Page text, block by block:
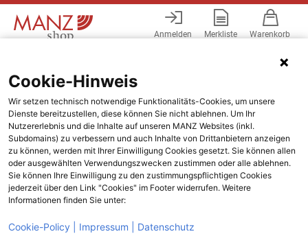
Anmelden Merkliste Warenkorb
Cookie-Hinweis
Wir setzen technisch notwendige Funktionalitäts-Cookies, um unsere
Dienste bereitzustellen, diese können Sie nicht ablehnen. Um Ihr
Nutzererlebnis und die Inhalte auf unseren MANZ Websites (inkl.
Subdomains) zu verbessern und auch Inhalte von Drittanbietern anzeigen
zu können, werden mit Ihrer Einwilligung Cookies gesetzt. Sie können allen
oder ausgewählten Verwendungszwecken zustimmen oder alle ablehnen.
Sie können Ihre Einwilligung zu den zustimmungspflichtigen Cookies
jederzeit über den Link "Cookies" im Footer widerrufen. Weitere
Informationen finden Sie unter:
Cookie-Policy | Impressum | Datenschutz